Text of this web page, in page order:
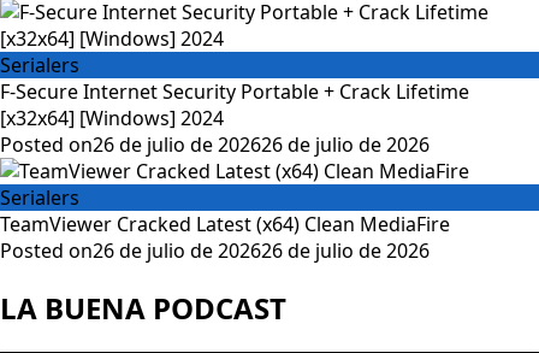
Serialers
F-Secure Internet Security Portable + Crack Lifetime
[x32x64] [Windows] 2024
Posted on26 de julio de 202626 de julio de 2026
Serialers
TeamViewer Cracked Latest (x64) Clean MediaFire
Posted on26 de julio de 202626 de julio de 2026
LA BUENA PODCAST